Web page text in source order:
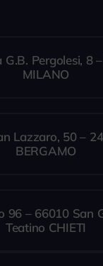
G.B. Pergolesi, 8
MILANO
Lazzaro, 50 –
BERGAMO
96 – 66010 San
Teatino CHIETI